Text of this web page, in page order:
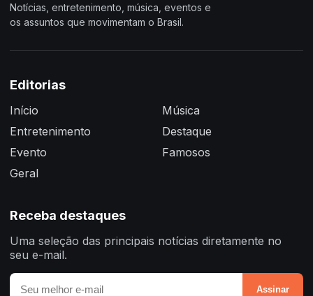
Notícias, entretenimento, música, eventos e
os assuntos que movimentam o Brasil.
Editorias
Início
Entretenimento
Evento
Geral
Música
Destaque
Famosos
Receba destaques
Uma seleção das principais notícias diretamente no
seu e-mail.
Assinar